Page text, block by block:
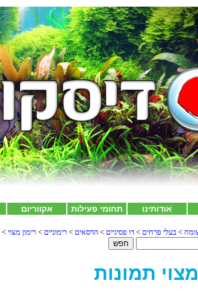
אודותינו תחומי פעילות אקווריום
> בעלי פרחים > דו פסיגיים > הדסאים > רימוניים > רימון מצוי >
תמונות